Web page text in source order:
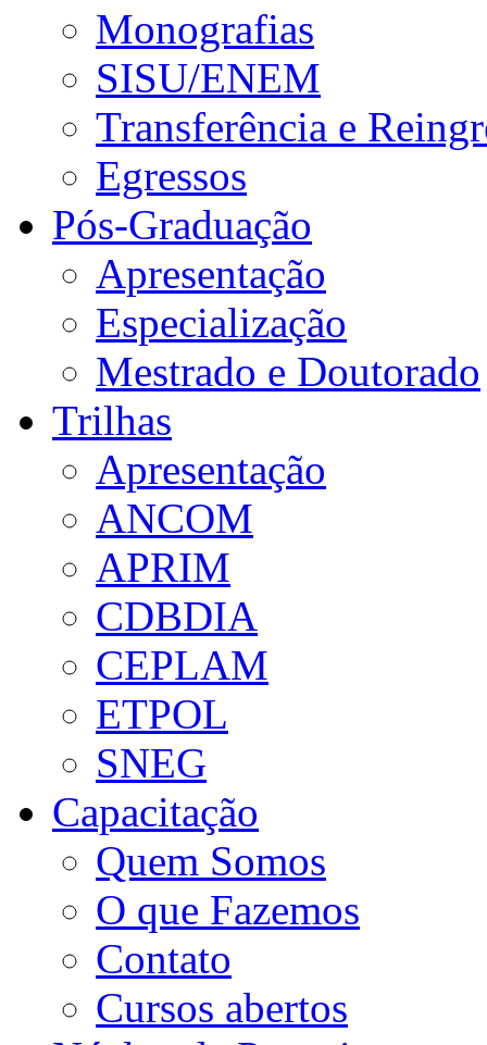
Monografias
SISU/ENEM
Transferência e
Egressos
Pós-Graduação
Apresentação
Especialização
Mestrado e Doutorado
Trilhas
Apresentação
ANCOM
APRIM
CDBDIA
CEPLAM
ETPOL
SNEG
Capacitação
Quem Somos
O que Fazemos
Contato
Cursos abertos